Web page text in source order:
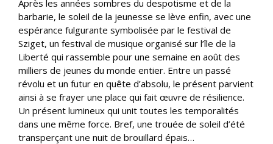
Après les années sombres du despotisme et de la
barbarie, le soleil de la jeunesse se lève enfin, avec une
espérance fulgurante symbolisée par le festival de
Sziget, un festival de musique organisé sur l’île de la
Liberté qui rassemble pour une semaine en août des
milliers de jeunes du monde entier. Entre un passé
révolu et un futur en quête d’absolu, le présent parvient
ainsi à se frayer une place qui fait œuvre de résilience.
Un présent lumineux qui unit toutes les temporalités
dans une même force. Bref, une trouée de soleil d’été
transperçant une nuit de brouillard épais…